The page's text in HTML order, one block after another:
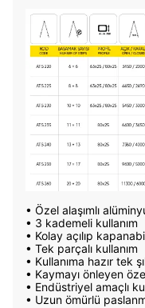
• Özel alaşımlı
• 3 kademeli kullanım
• Kolay açılıp
• Tek parçalı kullanım
• Kullanıma hazır tek
• Kaymayı önleyen
• Endüstriyel amaçlı
• Uzun ömürlü